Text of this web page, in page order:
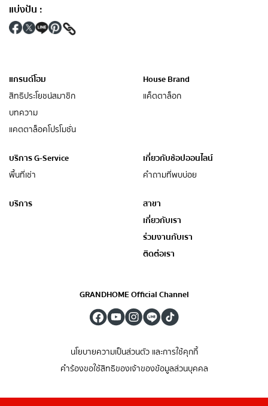
แบ่งปัน :
แกรนด์โฮม
สิทธิประโยชน์สมาชิก
บทความ
แคตตาล็อคโปรโมชั่น
House Brand
แค็ตตาล็อก
บริการ G-Service
พื้นที่เช่า
เกี่ยวกับช้อปออนไลน์
คำถามที่พบบ่อย
บริการ
สาขา
เกี่ยวกับเรา
ร่วมงานกับเรา
ติดต่อเรา
GRANDHOME Official Channel
นโยบายความเป็นส่วนตัว และการใช้คุกกี้
คำร้องขอใช้สิทธิของเจ้าของข้อมูลส่วนบุคคล